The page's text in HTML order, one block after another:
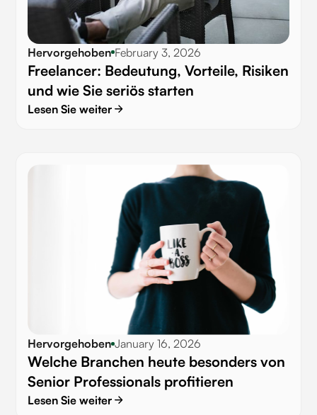
Hervorgehoben February 3, 2026
Freelancer: Bedeutung, Vorteile, Risiken
und wie Sie seriös starten
Lesen Sie weiter
Hervorgehoben January 16, 2026
Welche Branchen heute besonders von
Senior Professionals profitieren
Lesen Sie weiter